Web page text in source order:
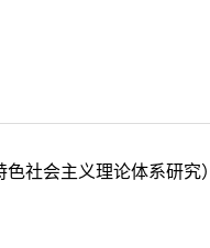
社会主义理论体系研究